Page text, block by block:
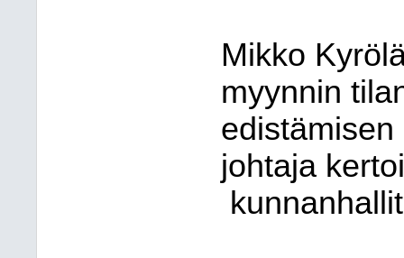
Mikko
myynnin
edistämisen
johtaja